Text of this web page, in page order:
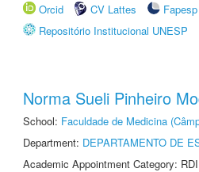
Orcid
CV Lattes
Fapesp
Repositório Institucional UNESP
Norma Sueli Pinheiro
School: Faculdade de Medicina
Department: DEPARTAMENTO DE
Academic Appointment Category: